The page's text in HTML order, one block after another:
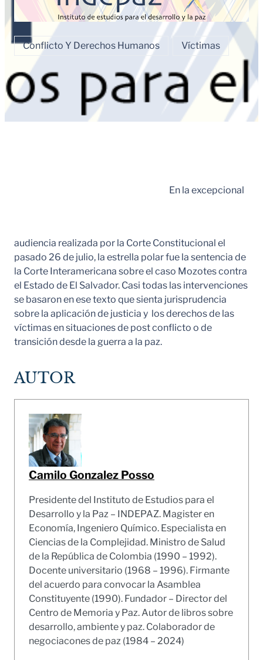
Conflicto Y Derechos Humanos Víctimas
En la excepcional
audiencia realizada por la Corte Constitucional el
pasado 26 de julio, la estrella polar fue la sentencia de
la Corte Interamericana sobre el caso Mozotes contra
el Estado de El Salvador. Casi todas las intervenciones
se basaron en ese texto que sienta jurisprudencia
sobre la aplicación de justicia y los derechos de las
víctimas en situaciones de post conflicto o de
transición desde la guerra a la paz.
AUTOR
Camilo Gonzalez Posso
Presidente del Instituto de Estudios para el
Desarrollo y la Paz – INDEPAZ. Magister en
Economía, Ingeniero Químico. Especialista en
Ciencias de la Complejidad. Ministro de Salud
de la República de Colombia (1990 – 1992).
Docente universitario (1968 – 1996). Firmante
del acuerdo para convocar la Asamblea
Constituyente (1990). Fundador – Director del
Centro de Memoria y Paz. Autor de libros sobre
desarrollo, ambiente y paz. Colaborador de
negociacones de paz (1984 – 2024)